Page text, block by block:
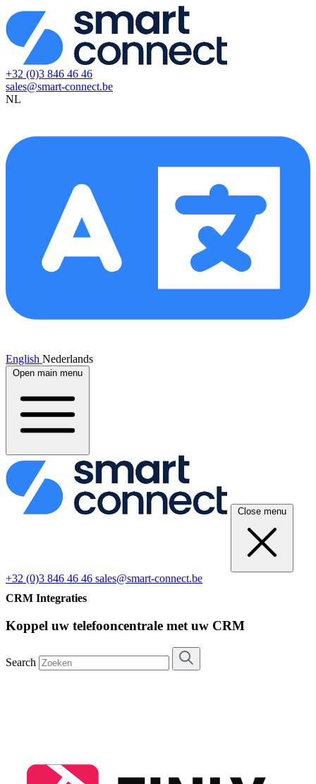
+32 (0)3 846 46 46
sales@smart-connect.be
NL
English Nederlands
Open main menu
Close menu
+32 (0)3 846 46 46 sales@smart-connect.be
CRM Integraties
Koppel uw telefooncentrale met uw CRM
Search